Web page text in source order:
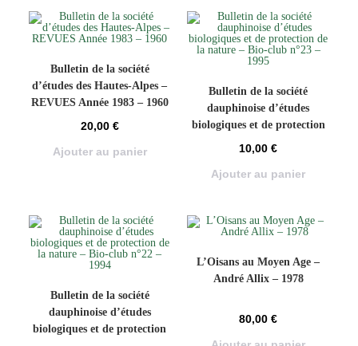
Bulletin de la société
d’études des Hautes-Alpes –
REVUES Année 1983 – 1960
20,00 €
Ajouter au panier
Bulletin de la société
dauphinoise d’études
biologiques et de protection
10,00€
Ajouter au panier
Bulletin de la société
dauphinoise d’études
biologiques et de protection
L’Oisans au Moyen Age –
André Allix – 1978
80,00€